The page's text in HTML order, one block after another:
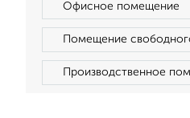
Офисное помещение
Помещение
Производственное